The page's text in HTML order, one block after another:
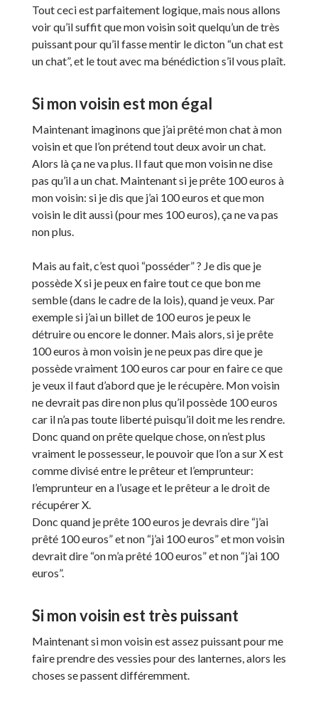
Tout ceci est parfaitement logique, mais nous allons
voir qu’il suffit que mon voisin soit quelqu’un de très
puissant pour qu’il fasse mentir le dicton “un chat est
un chat”, et le tout avec ma bénédiction s’il vous plaît.
Si mon voisin est mon égal
Maintenant imaginons que j’ai prêté mon chat à mon
voisin et que l’on prétend tout deux avoir un chat.
Alors là ça ne va plus. Il faut que mon voisin ne dise
pas qu’il a un chat. Maintenant si je prête 100 euros à
mon voisin: si je dis que j’ai 100 euros et que mon
voisin le dit aussi (pour mes 100 euros), ça ne va pas
non plus.
Mais au fait, c’est quoi “posséder” ? Je dis que je
possède X si je peux en faire tout ce que bon me
semble (dans le cadre de la lois), quand je veux. Par
exemple si j’ai un billet de 100 euros je peux le
détruire ou encore le donner. Mais alors, si je prête
100 euros à mon voisin je ne peux pas dire que je
possède vraiment 100 euros car pour en faire ce que
je veux il faut d’abord que je le récupère. Mon voisin
ne devrait pas dire non plus qu’il possède 100 euros
car il n’a pas toute liberté puisqu’il doit me les rendre.
Donc quand on prête quelque chose, on n’est plus
vraiment le possesseur, le pouvoir que l’on a sur X est
comme divisé entre le prêteur et l’emprunteur:
l’emprunteur en a l’usage et le prêteur a le droit de
récupérer X.
Donc quand je prête 100 euros je devrais dire “j’ai
prêté 100 euros” et non “j’ai 100 euros” et mon voisin
devrait dire “on m’a prêté 100 euros” et non “j’ai 100
euros”.
Si mon voisin est très puissant
Maintenant si mon voisin est assez puissant pour me
faire prendre des vessies pour des lanternes, alors les
choses se passent différemment.